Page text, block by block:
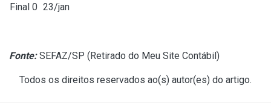
Final 0 23/jan
Fonte:SEFAZ/SP ( Retirado do Meu Site Contábil )
Todos os direitos reservados ao(s) autor(es) do artigo.